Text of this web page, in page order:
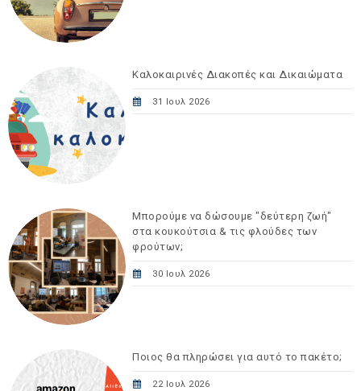
Καλοκαιρινές Διακοπές και Δικαιώματα
31 Ιουλ 2026
Μπορούμε να δώσουμε "δεύτερη ζωή"
στα κουκούτσια & τις φλούδες των
φρούτων;
30 Ιουλ 2026
Ποιος θα πληρώσει για αυτό το πακέτο;
22 Ιουλ 2026